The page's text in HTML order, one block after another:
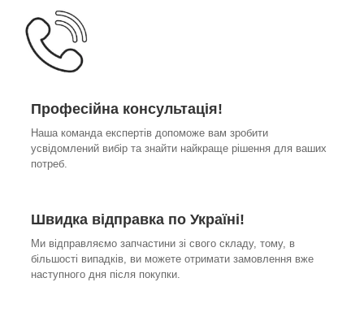
Професійна консультація!
Наша команда експертів допоможе вам зробити
усвідомлений вибір та знайти найкраще рішення для ваших
потреб.
Швидка відправка по Україні!
Ми відправляємо запчастини зі свого складу, тому, в
більшості випадків, ви можете отримати замовлення вже
наступного дня після покупки.